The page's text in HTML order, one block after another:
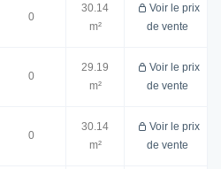
0
30.14
m²
Voir le prix
de vente
0
29.19
m²
Voir le prix
de vente
0
30.14
m²
Voir le prix
de vente